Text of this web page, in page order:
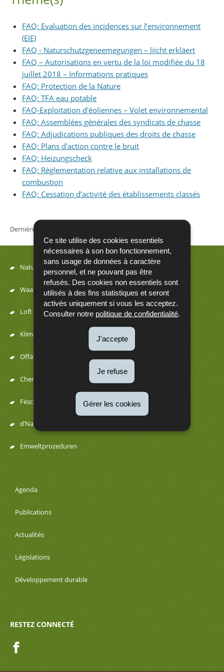
Ce site utilise des cookies essentiels
nécessaires à son bon fonctionnement,
sans usage de données à caractère
personnel, et ne pouvant pas être
refusés. Des cookies non essentiels sont
utilisés à des fins statistiques et seront
activés uniquement si vous les acceptez.
Consulter notre politique de confidentialité
J'accepte
Je refuse
Gérer les cookies
FAQ: Evaluation des incidences sur l’environnement
(EIE)
FAQ - Naturschutzgeneemegungen – liicht erkläert
FAQ – Autorisations en vertu de la loi modifiée du 18
juillet 2018 – Informations pratiques
FAQ: Protection de la Nature
FAQ: TFA eau potable
FAQ-Exploitation d'éoliennes – Volet environnemental
FAQ: Assemblées générales des syndicats de chasse
FAQ: Adjudications publiques des droits de chasse
FAQ: Plans d'action contre le bruit
FAQ: Heizungscheck
FAQ: Règlementation relative aux installations de
combustion
FAQ: Cessation d’activité des établissements classés
Dernière mise à jour
Menu
de
navigation
Natur
Waasser
Loft a Kaméidi
Klima an Energie
Offäll a Ressourcen
Chemesch Substanzen
Fëscherei a Juegd
d’Natur erliewen
Emweltprozeduren
Agenda
Publications
Actualités
Législations
Développement durable
RESTEZ CONNECTÉ